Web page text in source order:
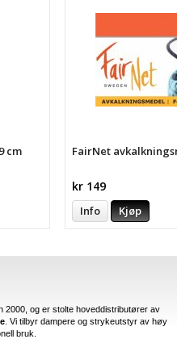
cm FairNet
kr 149
Info Kjøp
2000, og er stolte hoveddistributører av
. Vi tilbyr dampere og strykeutstyr av høy
bruk.